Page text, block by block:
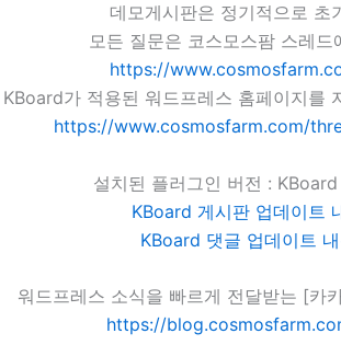
데모게시판은 정기적으로 초
모든 질문은 코스모스팜 스레드
https://
KBoard가 적용된 워드프레스 홈페이지를
https://www.cosmosfarm.com/
설치된 플러그인 버전 :
KBoard 게시판 업데이트
KBoard 댓글 업데이트
워드프레스 소식을 빠르게 전달받는 [카
https://